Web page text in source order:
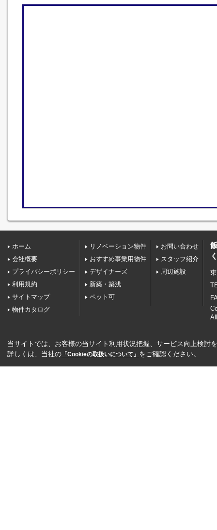
ホーム
会社概要
プライバシーポリシー
利用規約
サイトマップ
物件カタログ
リノベーション物件
おすすめ事業用物件
デザイナーズ
新築・築浅
ペット可
お問い合わせ
スタッフ紹介
周辺施設
当サイトでは、お客様の当サイト利用状況把握、サービス向上検討
詳しくは、当社の 「Cookieの取扱いについて」 をご確認ください。